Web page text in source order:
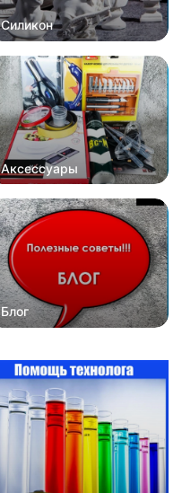
Силикон
Аксессуары
Блог